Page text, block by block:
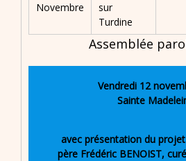
Novembre
sur
Turdine
Assemblée
Vendredi 12
Sainte
avec présentation du
père Frédéric BENOIST,